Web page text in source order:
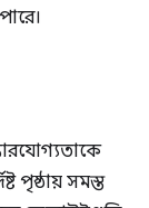
পৃষ্ঠায় সমস্ত